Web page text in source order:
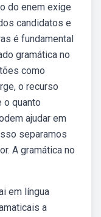
do enem exige
candidatos e
é fundamental
gramática no
como
o recurso
o quanto
ajudar em
separamos
A gramática no
em língua
a